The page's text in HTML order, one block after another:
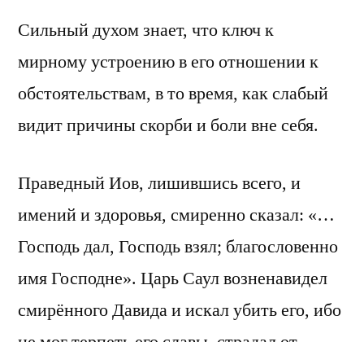
Сильный духом знает, что ключ к
мирному устроению в его отношении к
обстоятельствам, в то время, как слабый
видит причины скорби и боли вне себя.
Праведный Иов, лишившись всего, и
имений и здоровья, смиренно сказал: «…
Господь дал, Господь взял; благословенно
имя Господне». Царь Саул возненавидел
смирённого Давида и искал убить его, ибо